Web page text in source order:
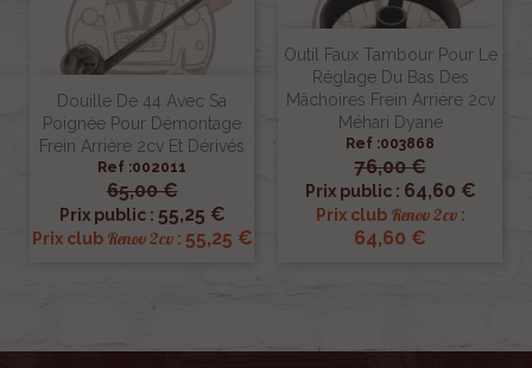
Douille De 44 Avec Sa
Poignée Pour Démontage
Frein Arrière 2cv Et Dérivés
Ref :002011
65,00 €
Prix public : 55,25 €
Prix club Renov 2cv: 55,25 €
Outil Faux Tambour Pour Le
Réglage Du Bas Des
Mâchoires Frein Arrière 2cv
Méhari Dyane
Ref :003868
76,00 €
Prix public : 64,60 €
Prix club Renov 2cv:
64,60 €